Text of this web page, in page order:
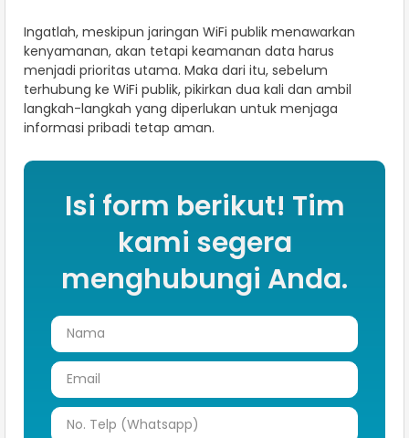
Ingatlah, meskipun jaringan WiFi publik menawarkan
kenyamanan, akan tetapi keamanan data harus
menjadi prioritas utama. Maka dari itu, sebelum
terhubung ke WiFi publik, pikirkan dua kali dan ambil
langkah-langkah yang diperlukan untuk menjaga
informasi pribadi tetap aman.
Isi form berikut! Tim
kami segera
menghubungi Anda.